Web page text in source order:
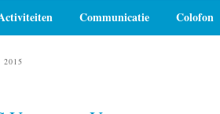
Communicatie Colofon
2015